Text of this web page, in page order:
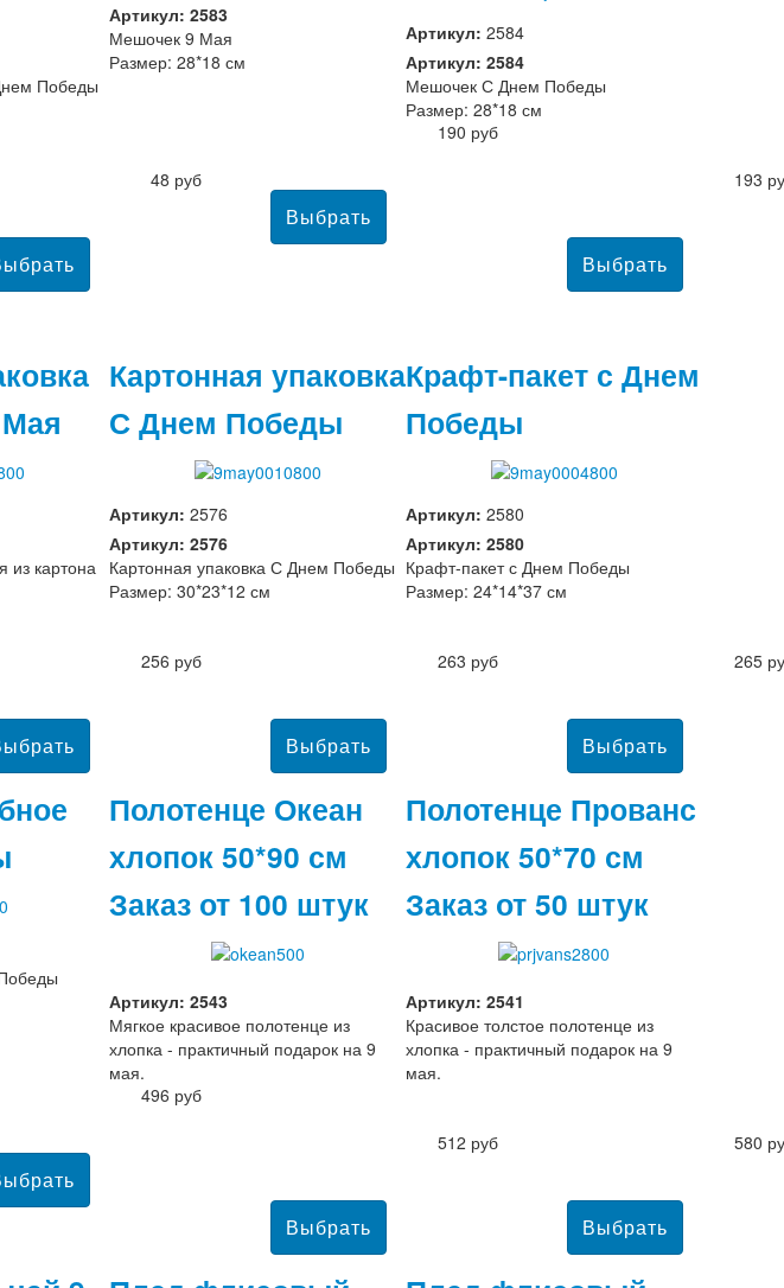
Победы
48 руб
Артикул: 2583
Мешочек 9 Мая
Размер: 28*18 см
190 руб
Артикул: 2584
Артикул: 2584
Мешочек С Днем Победы
Размер: 28*18 см
193
из картона
256 руб
Картонная упаковка
С Днем Победы
Артикул: 2576
Артикул: 2576
Картонная упаковка С Днем Победы
Размер: 30*23*12 см
263 руб
Крафт-пакет с Днем
Победы
Артикул: 2580
Артикул: 2580
Крафт-пакет с Днем Победы
Размер: 24*14*37 см
265
496 руб
Полотенце Океан
хлопок 50*90 см
Заказ от 100 штук
Артикул: 2543
Мягкое красивое полотенце из
хлопка - практичный подарок на 9
мая.
512 руб
Полотенце Прованс
хлопок 50*70 см
Заказ от 50 штук
Артикул: 2541
Красивое толстое полотенце из
хлопка - практичный подарок на 9
мая.
580